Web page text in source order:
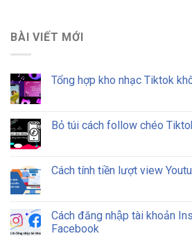
BÀI VIẾT MỚI
Tổng hợp kho nhạc Tiktok
Bỏ túi cách follow chéo
Cách tính tiền lượt view
Cách đăng nhập tài khoản
Facebook